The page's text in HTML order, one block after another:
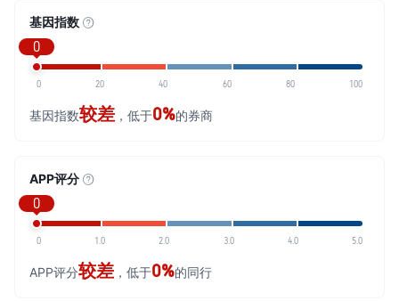
基因指数
0
0 20 40 60 80 100
基因指数较差 ，低于0%的券商
APP评分
0
0 1.0 2.0 3.0 4.0 5.0
APP评分较差 ，低于0%的同行